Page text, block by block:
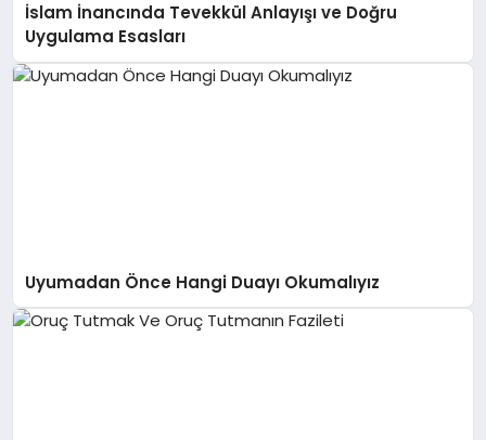
İslam İnancında Tevekkül Anlayışı ve Doğru
Uygulama Esasları
Uyumadan Önce Hangi Duayı Okumalıyız